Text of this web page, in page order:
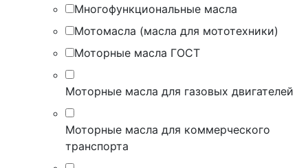
Многофункциональные масла
Мотомасла (масла для мототехники)
Моторные масла ГОСТ
Моторные масла для газовых двигателей
Моторные масла для коммерческого
транспорта